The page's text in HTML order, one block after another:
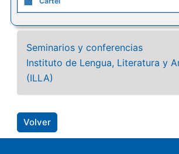
Seminarios y conferencias
Instituto de Lengua, Literatura y
(ILLA)
Volver